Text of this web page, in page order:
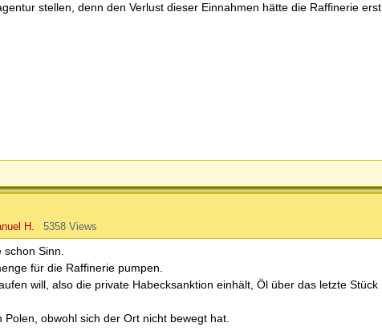
stellen, denn den Verlust dieser Einnahmen hätte die Raffinerie erst
H. 5358 Views
Sinn.
für die Raffinerie pumpen.
will, also die private Habecksanktion einhält, Öl über das letzte Stück
obwohl sich der Ort nicht bewegt hat.